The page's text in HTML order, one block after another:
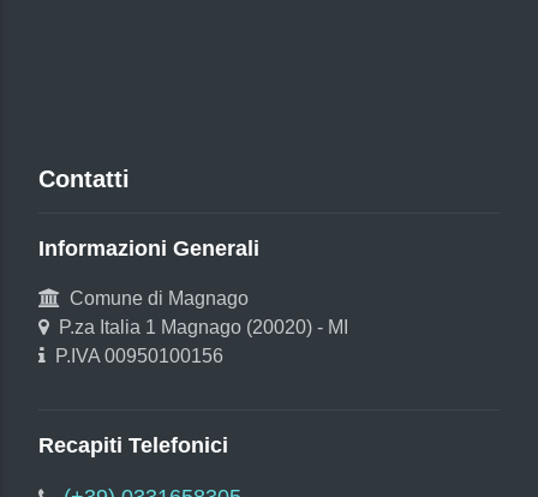
Contatti
Informazioni Generali
Comune di Magnago
P.za Italia 1 Magnago (20020) - MI
P.IVA 00950100156
Recapiti Telefonici